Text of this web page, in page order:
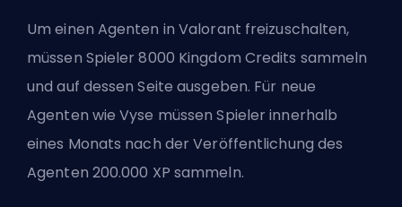
Um einen Agenten in Valorant freizuschalten,
müssen Spieler 8000 Kingdom Credits sammeln
und auf dessen Seite ausgeben. Für neue
Agenten wie Vyse müssen Spieler innerhalb
eines Monats nach der Veröffentlichung des
Agenten 200.000 XP sammeln.